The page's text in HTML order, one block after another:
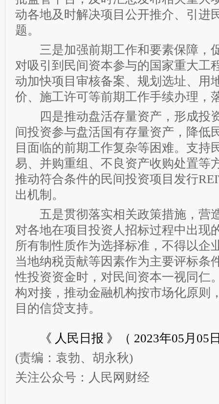
动各地及时解决项目公开推介、引进
题。
三是加强前期工作和要素保障，
对吸引到民间资本参与的国家重大工
动加快项目审核备案、规划选址、用
价、施工许可等前期工作手续办理，
四是推动盘活存量资产，形成投
间投资参与盘活国有存量资产，降低
目面临的前期工作复杂等困难。支持
易、并购重组、不良资产收购处置等
推动符合条件的民间投资项目发行
出机制。
五是贯彻落实相关政策措施，营
对各地在项目投资人招标过程中出现
所有制性质作为选择标准，不得以企
当地纳税贡献等因素作为主要评标条
性投资资金时，对民间资本一视同仁
构对接，推动金融机构按市场化原则
目的信贷支持。
《 人民日报 》（ 2023年05月05
(责编：袁勃、胡永秋)
关注公众号：人民网财经